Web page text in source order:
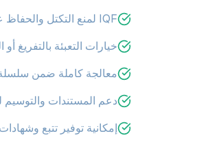
IQF لمنع التكتل والحفاظ على المظهر
خيارات التعبئة بالتفريغ أو
معالجة كاملة ضمن
دعم المستندات والتوسيم
إمكانية توفير تتبع